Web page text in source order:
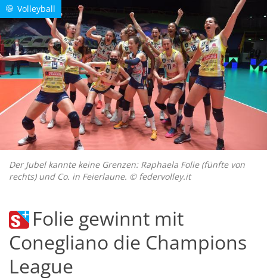
X Volleyball
Der Jubel kannte keine Grenzen: Raphaela Folie (fünfte von
rechts) und Co. in Feierlaune. © federvolley.it
Folie gewinnt mit
Conegliano die Champions
League